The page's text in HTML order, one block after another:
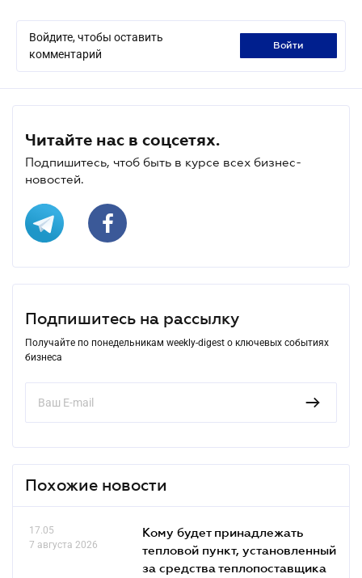
Войдите, чтобы оставить
комментарий
войти
Читайте нас в соцсетях.
Подпишитесь, чтоб быть в курсе всех бизнес-
новостей.
Подпишитесь на рассылку
Получайте по понедельникам weekly-digest о ключевых событиях
бизнеса
Похожие новости
17.05
7 августа 2026
Кому будет принадлежать
тепловой пункт, установленный
за средства теплопоставщика